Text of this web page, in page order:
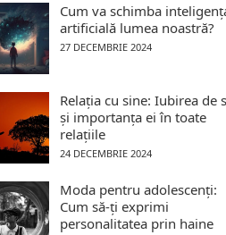
Cum va schimba
artificială lumea noastră?
27 DECEMBRIE 2024
Relația cu sine: Iubirea de
și importanța ei în toate
relațiile
24 DECEMBRIE 2024
Moda pentru adolescenți:
Cum să-ți exprimi
personalitatea prin haine